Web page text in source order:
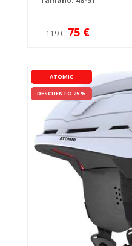
119 € 75 €
ATOMIC
DESCUENTO 25 %